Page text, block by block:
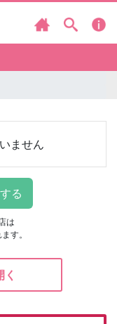
ません
は
す。